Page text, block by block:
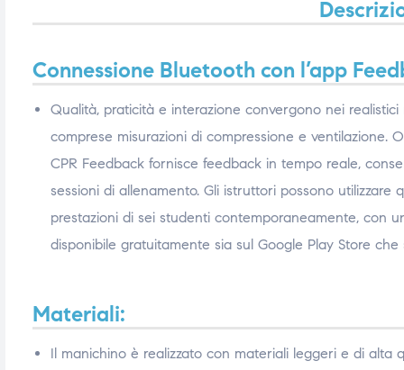
Connessione Bluetooth con l’app
Qualità, praticità e interazione convergono nei
comprese misurazioni di compressione e ventilazione.
CPR Feedback fornisce feedback in tempo reale,
sessioni di allenamento. Gli istruttori possono
prestazioni di sei studenti contemporaneamente, con
disponibile gratuitamente sia sul Google Play Store che
Materiali:
Il manichino è realizzato con materiali leggeri e di